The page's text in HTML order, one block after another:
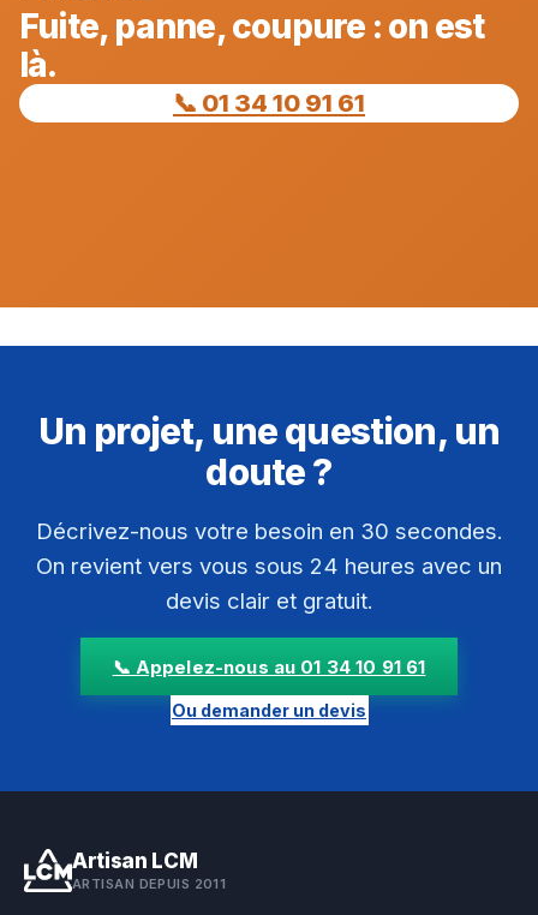
Fuite, panne, coupure : on est
là.
📞 01 34 10 91 61
Un projet, une question, un
doute ?
Décrivez-nous votre besoin en 30 secondes.
On revient vers vous sous 24 heures avec un
devis clair et gratuit.
📞 Appelez-nous au 01 34 10 91 61
Ou demander un devis
Artisan LCM
ARTISAN DEPUIS 2011